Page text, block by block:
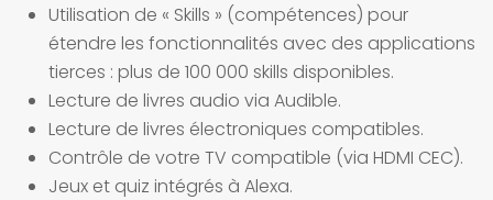
Utilisation de « Skills » (compétences) pour
étendre les fonctionnalités avec des applications
tierces : plus de 100 000 skills disponibles.
Lecture de livres audio via Audible.
Lecture de livres électroniques compatibles.
Contrôle de votre TV compatible (via HDMI CEC).
Jeux et quiz intégrés à Alexa.